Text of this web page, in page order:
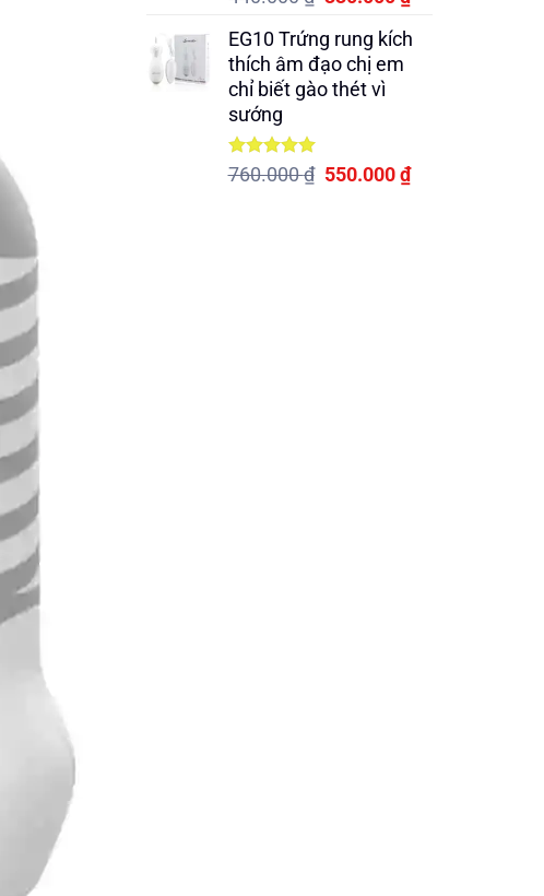
hạng5.00
là:
440.000 ₫.
tại
EG10 Trứng rung kích
thích âm đạo chị em
chỉ biết gào thét vì
sướng
Được xếp
hạng5.00
760.000₫ Giá
550.000₫Giá